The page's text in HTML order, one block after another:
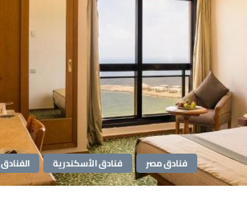
الفنادق فنادق الأسكندرية فنادق مصر